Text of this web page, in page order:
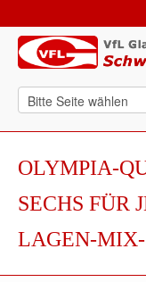
OLYMPIA-
SECHS FÜR
LAGEN-